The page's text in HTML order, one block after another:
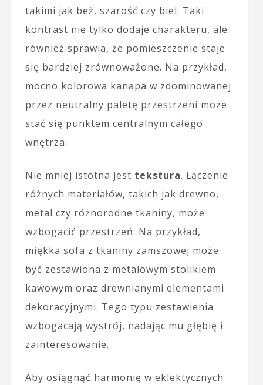
takimi jak beż, szarość czy biel. Taki
kontrast nie tylko dodaje charakteru, ale
również sprawia, że pomieszczenie staje
się bardziej zrównoważone. Na przykład,
mocno kolorowa kanapa w zdominowanej
przez neutralny paletę przestrzeni może
stać się punktem centralnym całego
wnętrza.
Nie mniej istotna jest tekstura. Łączenie
różnych materiałów, takich jak drewno,
metal czy różnorodne tkaniny, może
wzbogacić przestrzeń. Na przykład,
miękka sofa z tkaniny zamszowej może
być zestawiona z metalowym stolikiem
kawowym oraz drewnianymi elementami
dekoracyjnymi. Tego typu zestawienia
wzbogacają wystrój, nadając mu głębię i
zainteresowanie.
Aby osiągnąć harmonię w eklektycznych